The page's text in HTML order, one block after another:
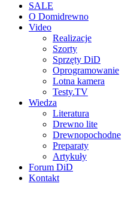
SALE
O Domidrewno
Video
Realizacje
Szorty
Sprzęty DiD
Oprogramowanie
Lotna kamera
Testy.TV
Wiedza
Literatura
Drewno lite
Drewnopochodne
Preparaty
Artykuły
Forum DiD
Kontakt